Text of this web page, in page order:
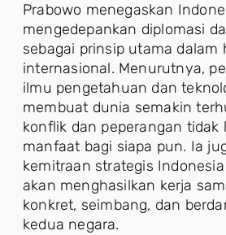
Prabowo menegaskan
mengedepankan diplomasi
sebagai prinsip utama dalam
internasional. Menurutnya,
ilmu pengetahuan dan
membuat dunia semakin
konflik dan peperangan tidak
manfaat bagi siapa pun. Ia
kemitraan strategis
akan menghasilkan kerja
konkret, seimbang, dan
kedua negara.